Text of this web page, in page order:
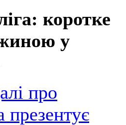
коротке
у
про
презентує